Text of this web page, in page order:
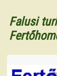
Falusi